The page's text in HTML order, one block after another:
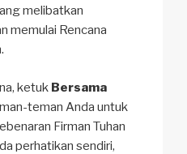
melibatkan
memulai Rencana
ketuk Bersama
teman Anda untuk
Firman Tuhan
perhatikan sendiri,